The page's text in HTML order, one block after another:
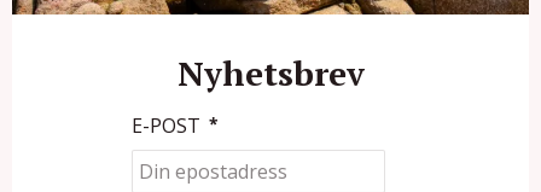
Nyhetsbrev
E-POST *